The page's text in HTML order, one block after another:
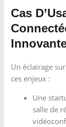
Cas
Un éclairage
ces enjeux :
Une
salle de